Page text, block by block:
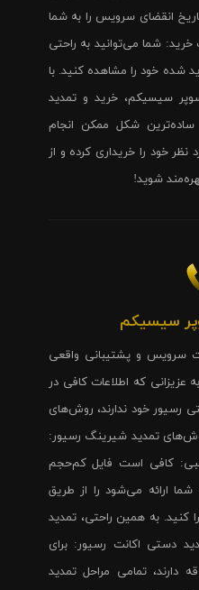
انقضای سرویس را به شما
شما می‌توانید به راحتی
شده خود را مشاهده کنید. با
سیسیکم، خرید و تمدید
شکل ممکن انجام
خود را خریداری کرده و از
شوید!
سیسیکم
سرویس و پشتیبانی واقعی
عزیزانی که اطلاعات کافی در
رسیور خود ندارند، روش‌های
تمدید شیرینگ رسیور:
کافی است فایل کم‌حجم
ارائه می‌شود را از طریق
به همین راحتی، تمدید
دستی اکانت رسیور: برای
تمامی مراحل تمدید